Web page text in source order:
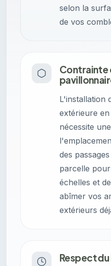
selon la
de vos
Contrainte
L'installation
extérieure
nécessite
des
parcelle
échelles et
abîmer vos
extérieurs
Respect du